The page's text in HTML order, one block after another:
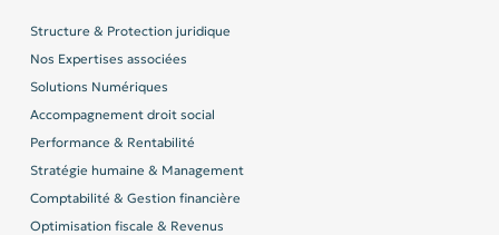
Structure & Protection juridique
Nos Expertises associées
Solutions Numériques
Accompagnement droit social
Performance & Rentabilité
Stratégie humaine & Management
Comptabilité & Gestion financière
Optimisation fiscale & Revenus